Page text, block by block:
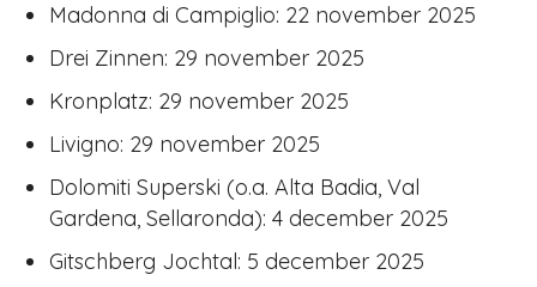
Madonna di Campiglio: 22 november 2025
Drei Zinnen: 29 november 2025
Kronplatz: 29 november 2025
Livigno: 29 november 2025
Dolomiti Superski (o.a. Alta Badia, Val
Gardena, Sellaronda): 4 december 2025
Gitschberg Jochtal: 5 december 2025